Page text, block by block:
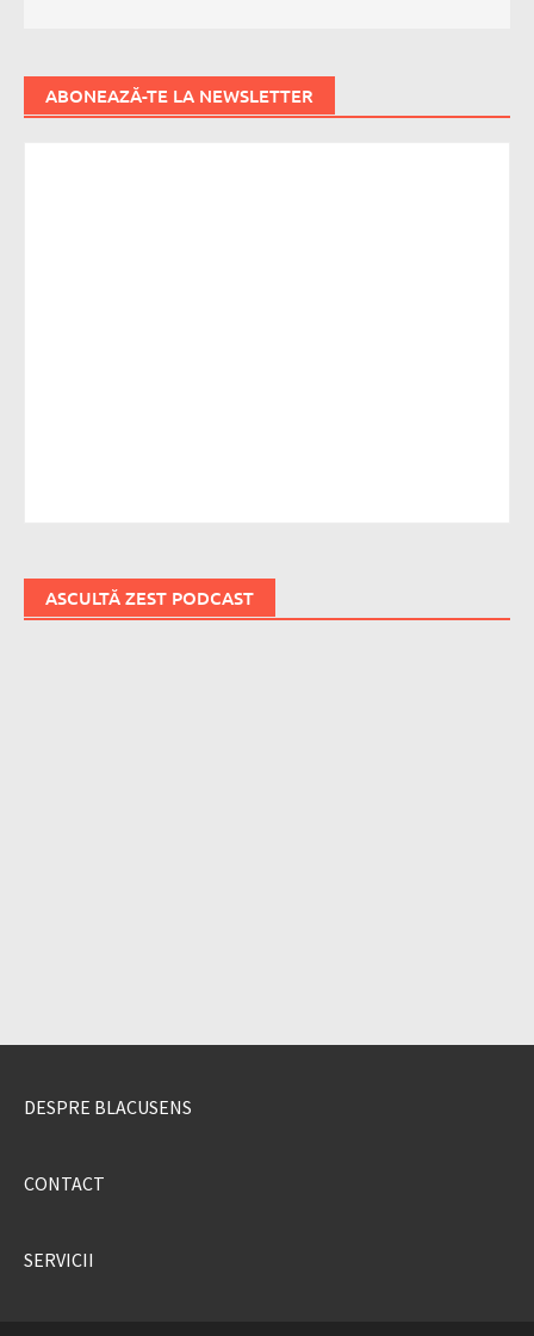
ABONEAZĂ-TE LA NEWSLETTER
ASCULTĂ ZEST PODCAST
DESPRE BLACUSENS
CONTACT
SERVICII